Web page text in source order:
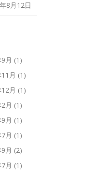
8月12日
月 (1)
月 (1)
月 (1)
月 (1)
月 (1)
月 (1)
月 (2)
月 (1)